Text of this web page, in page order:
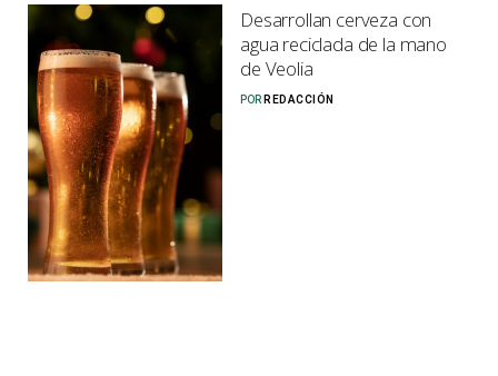
Desarrollan cerveza con
agua reciclada de la mano
de Veolia
POR REDACCIÓN